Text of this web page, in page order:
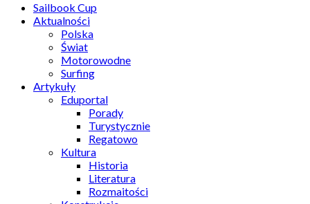
Sailbook Cup
Aktualności
Polska
Świat
Motorowodne
Surfing
Artykuły
Eduportal
Porady
Turystycznie
Regatowo
Kultura
Historia
Literatura
Rozmaitości